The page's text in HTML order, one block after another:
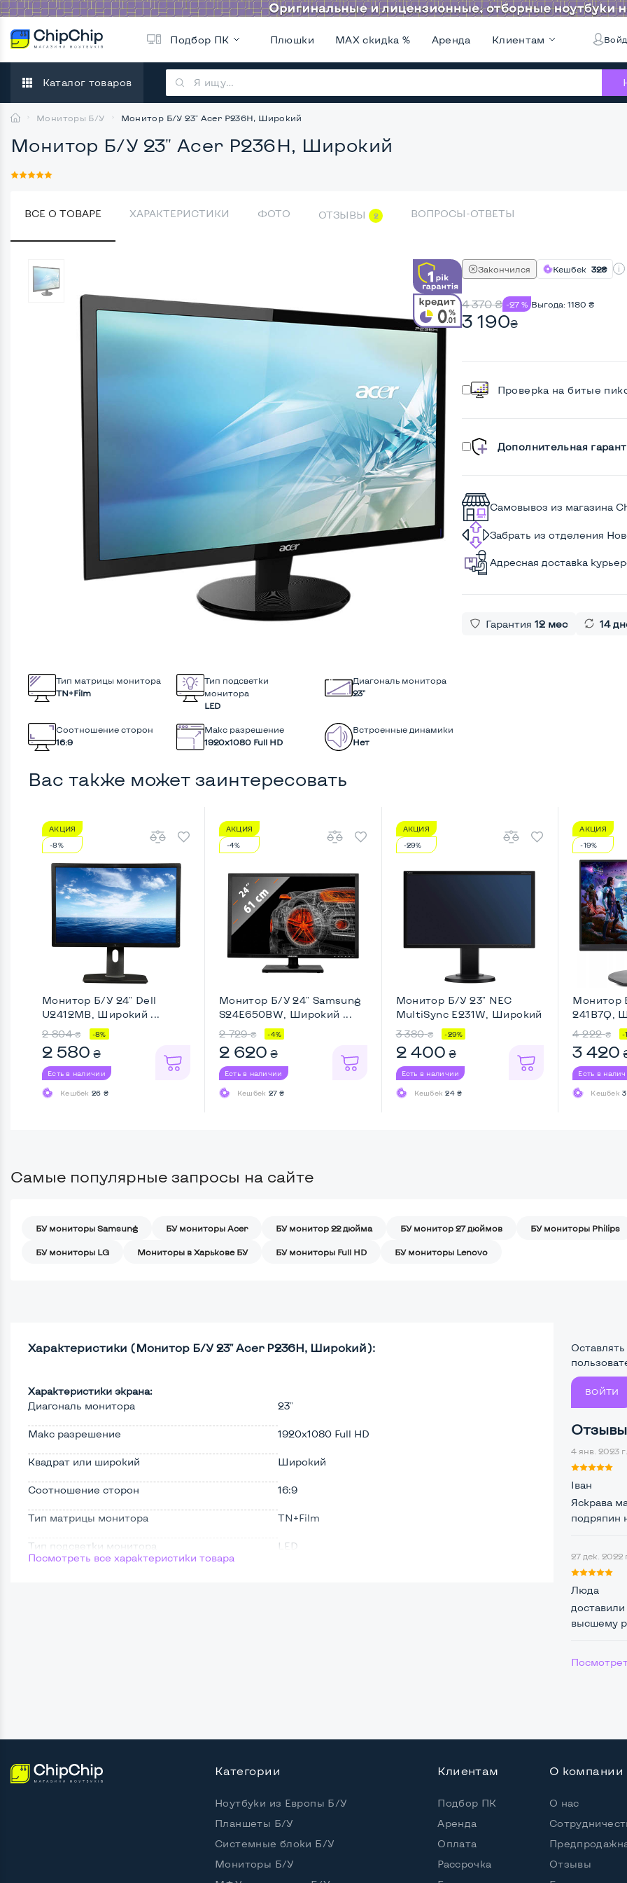
Подбор ПК Плюшки MAX скидка % Аренда Клиентам
Каталог товаров
Мониторы Б/У Монитор Б/У 23" Acer P236H, Широкий
Монитор Б/У 23" Acer P236H, Широкий
ВСЕ О ТОВАРЕ ХАРАКТЕРИСТИКИ ФОТО ОТЗЫВЫ 2 ВОПРОСЫ-ОТВЕТЫ
Тип матрицы монитора
TN+Film
Тип подсветки
монитора
LED
Диагональ монитора
23"
Соотношение сторон
16:9
Макс разрешение
1920x1080 Full HD
Встроенные динамики
Нет
Закончился Кешбек 32₴
4 370₴ -27 % Выгода: 1180 ₴
3 190₴
Проверка на битые
Дополнительная
Самовывоз из магазина
Забрать из отделения
Адресная доставка
Гарантия 12 мес 14
Вас также может заинтересовать
АКЦИЯ
-8%
Монитор Б/У 24" Dell
U2412MB, Широкий ...
2 804 ₴ -8%
2 580 ₴
Есть в наличии
Кешбек 26 ₴
АКЦИЯ
-4%
Монитор Б/У 24" Samsung
S24E650BW, Широкий ...
2 729 ₴ -4%
2 620 ₴
Есть в наличии
Кешбек 27 ₴
АКЦИЯ
-29%
Монитор Б/У 23" NEC
MultiSync E231W, Широкий
...
3 380 ₴ -29%
2 400 ₴
Есть в наличии
Кешбек24 ₴
АКЦИЯ
-19%
Монитор
241B7Q,
4 222 ₴ -
3 420
Есть в
Кешбек
Самые популярные запросы на сайте
БУ мониторы Samsung БУ мониторы Acer БУ монитор 22 дюйма БУ монитор 27 дюймов БУ мониторы Philips
БУ мониторы LG Мониторы в Харькове БУ БУ мониторы Full HD БУ мониторы Lenovo
Характеристики (Монитор Б/У 23" Acer P236H, Широкий):
Характеристики экрана:
Диагональ монитора
23"
Макс разрешение 1920x1080 Full HD
Квадрат или широкий Широкий
Соотношение сторон 16:9
Тип матрицы монитора TN+Film
Тип подсветки монитора LED
Интерфейс подключения HDMI
Возможность вывода USB-разъемов на
Нет
Посмотреть все характеристики товара
ВОЙТИ
4 янв. 2023 г.
Іван
Яскрава
подряпин
27 дек. 2022
Люда
высшему
Категории
Ноутбуки из Европы Б/У
Планшеты Б/У
Системные блоки Б/У
Мониторы Б/У
Клиентам
Подбор ПК
Аренда
Оплата
Рассрочка
О компании
О нас
Отзывы